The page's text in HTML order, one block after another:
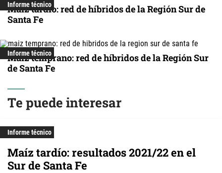
Informe técnico
Maíz tardío: red de híbridos de la Región Sur de
Santa Fe
Informe técnico
Maíz temprano: red de híbridos de la Región Sur
de Santa Fe
Te puede interesar
Informe técnico
Maíz tardío: resultados 2021/22 en el
Sur de Santa Fe